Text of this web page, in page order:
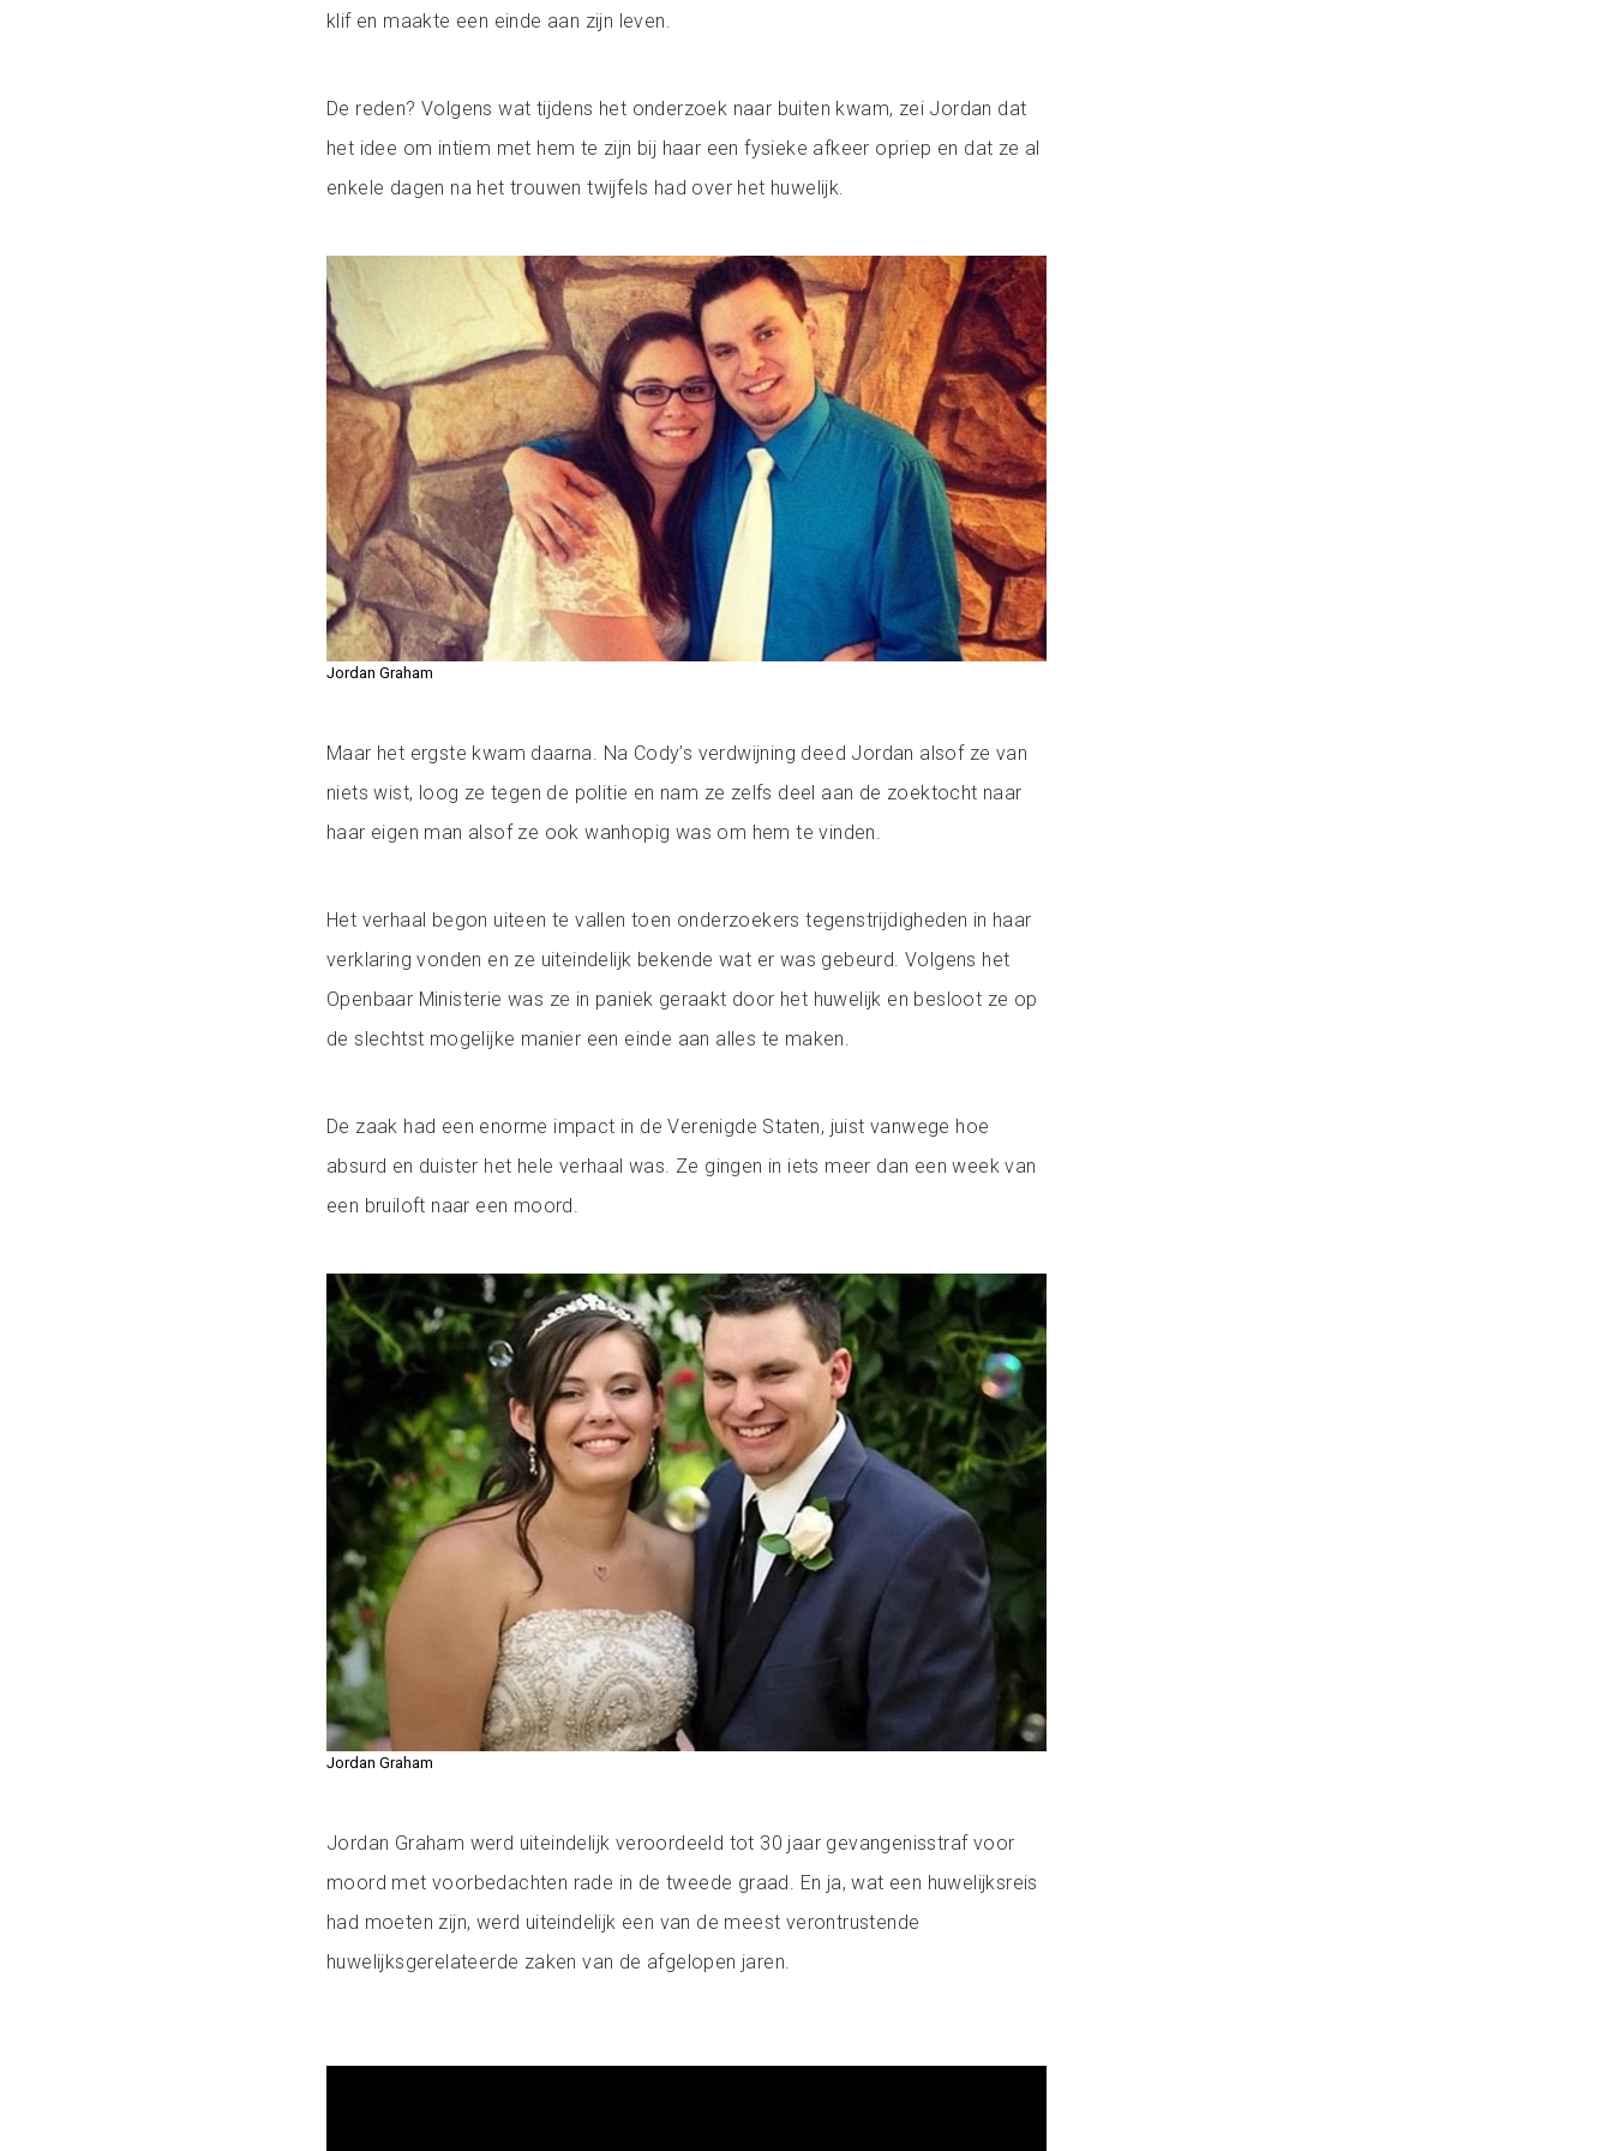
klif en maakte een einde aan zijn leven.
De reden? Volgens wat tijdens het onderzoek naar buiten kwam, zei Jordan dat
het idee om intiem met hem te zijn bij haar een fysieke afkeer opriep en dat ze al
enkele dagen na het trouwen twijfels had over het huwelijk.
Jordan Graham
Maar het ergste kwam daarna. Na Cody’s verdwijning deed Jordan alsof ze van
niets wist, loog ze tegen de politie en nam ze zelfs deel aan de zoektocht naar
haar eigen man alsof ze ook wanhopig was om hem te vinden.
Het verhaal begon uiteen te vallen toen onderzoekers tegenstrijdigheden in haar
verklaring vonden en ze uiteindelijk bekende wat er was gebeurd. Volgens het
Openbaar Ministerie was ze in paniek geraakt door het huwelijk en besloot ze op
de slechtst mogelijke manier een einde aan alles te maken.
De zaak had een enorme impact in de Verenigde Staten, juist vanwege hoe
absurd en duister het hele verhaal was. Ze gingen in iets meer dan een week van
een bruiloft naar een moord.
Jordan Graham
Jordan Graham werd uiteindelijk veroordeeld tot 30 jaar gevangenisstraf voor
moord met voorbedachten rade in de tweede graad. En ja, wat een huwelijksreis
had moeten zijn, werd uiteindelijk een van de meest verontrustende
huwelijksgerelateerde zaken van de afgelopen jaren.